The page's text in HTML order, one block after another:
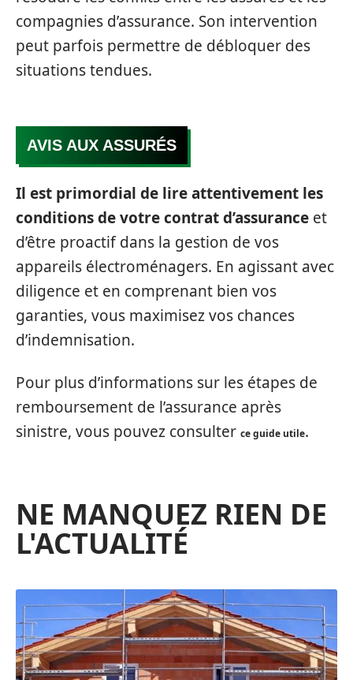
compagnies d’assurance. Son intervention
peut parfois permettre de débloquer des
situations tendues.
AVIS AUX ASSURÉS
Il est primordial de lire attentivement les
conditions de votre contrat d’assurance et
d’être proactif dans la gestion de vos
appareils électroménagers. En agissant avec
diligence et en comprenant bien vos
garanties, vous maximisez vos chances
d’indemnisation.
Pour plus d’informations sur les étapes de
remboursement de l’assurance après
sinistre, vous pouvez consulter ce guide utile.
NE MANQUEZ RIEN DE
L'ACTUALITÉ